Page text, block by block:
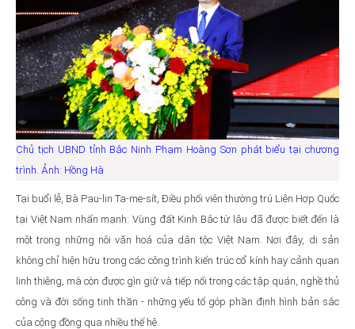
Chủ tịch UBND tỉnh Bắc Ninh Phạm Hoàng Sơn phát biểu tại chương
trình. Ảnh: Hồng Hà
Tại buổi lễ, Bà Pau-lin Ta-me-sít, Điều phối viên thường trú Liên Hợp Quốc
tại Việt Nam nhấn mạnh: Vùng đất Kinh Bắc từ lâu đã được biết đến là
một trong những nôi văn hoá của dân tộc Việt Nam. Nơi đây, di sản
không chỉ hiện hữu trong các công trình kiến trúc cổ kính hay cảnh quan
linh thiêng, mà còn được gìn giữ và tiếp nối trong các tập quán, nghề thủ
công và đời sống tinh thần - những yếu tố góp phần định hình bản sắc
của cộng đồng qua nhiều thế hệ.